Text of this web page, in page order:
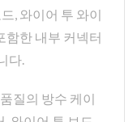
, 와이어 투 와이
함한 내부 커넥터
다.
질의 방수 케이